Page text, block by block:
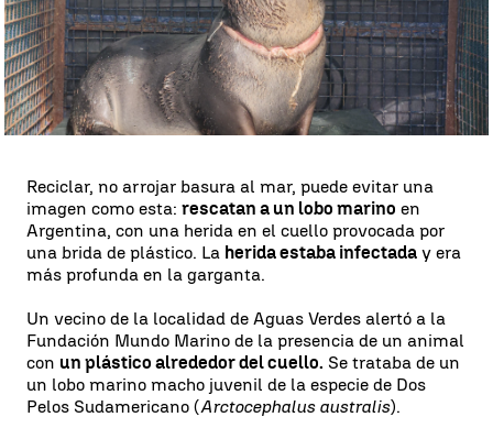
Rosario Miñano
Publicado:17 de mayo de 2023, 10:59
WhatsappFacebook
X Linkedin
Reciclar, no arrojar basura al mar, puede evitar una
imagen como esta: rescatan a un lobo marino en
Argentina, con una herida en el cuello provocada por
una brida de plástico. La herida estaba infectada y era
más profunda en la garganta.
Un vecino de la localidad de Aguas Verdes alertó a la
Fundación Mundo Marino de la presencia de un animal
con un plástico alrededor del cuello. Se trataba de un
un lobo marino macho juvenil de la especie de Dos
Pelos Sudamericano (Arctocephalus australis).